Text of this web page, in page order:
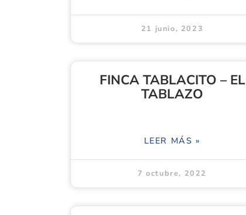
21 junio, 2023
FINCA TABLACITO – EL
TABLAZO
LEER MÁS »
7 octubre, 2022